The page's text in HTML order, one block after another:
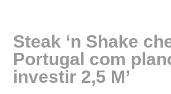
Steak ‘n Shake
Portugal com
investir 2,5 M’